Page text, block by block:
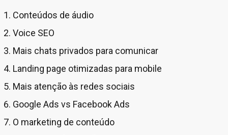
Conteúdos de áudio
Voice SEO
Mais chats privados para comunicar
Landing page otimizadas para mobile
Mais atenção às redes sociais
Google Ads vs Facebook Ads
O marketing de conteúdo